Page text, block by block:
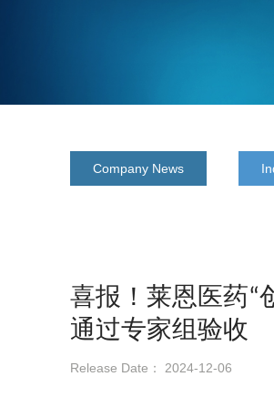
Company News
喜报！莱恩医药“
通过专家组验收
Release Date： 2024-12-06